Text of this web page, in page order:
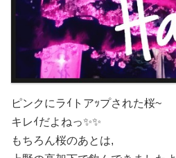
ピンクにラｲトアｯプされた桜~
キレｲだよねっ✨✨
もちろん桜のあとは,